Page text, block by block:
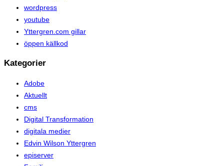
wordpress
youtube
Yttergren.com gillar
öppen källkod
Kategorier
Adobe
Aktuellt
cms
Digital Transformation
digitala medier
Edvin Wilson Yttergren
episerver